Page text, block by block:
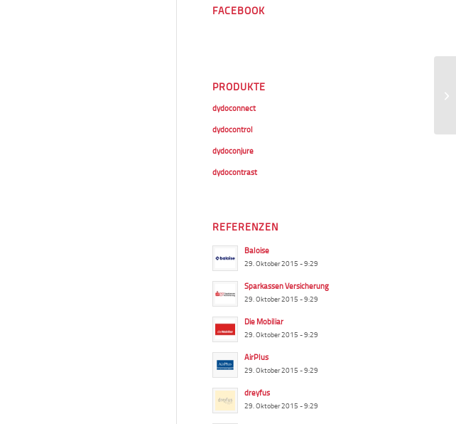
FACEBOOK
PRODUKTE
dydoconnect
dydocontrol
dydoconjure
dydocontrast
REFERENZEN
Baloise
29. Oktober 2015 - 9:29
Sparkassen Versicherung
29. Oktober 2015 - 9:29
Die Mobiliar
29. Oktober 2015 - 9:29
AirPlus
29. Oktober 2015 - 9:29
dreyfus
29. Oktober 2015 - 9:29